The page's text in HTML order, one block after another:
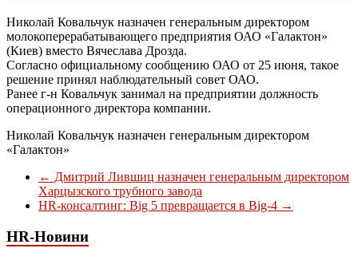
Николай Ковальчук назначен генеральным директором
молокоперерабатывающего предприятия ОАО «Галактон»
(Киев) вместо Вячеслава Дрозда.
Согласно официальному сообщению ОАО от 25 июня, такое
решение принял наблюдательный совет ОАО.
Ранее г-н Ковальчук занимал на предприятии должность
операционного директора компании.
Николай Ковальчук назначен генеральным директором
«Галактон»
← Дмитрий Лившиц назначен генеральным директором
Харцызского трубного завода
HR-консалтинг: Big 5 превращается в Big-4 →
HR-Новини